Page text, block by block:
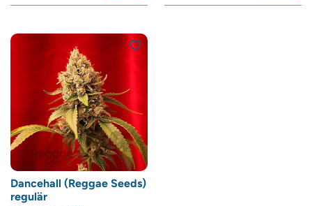
Dancehall (Reggae Seeds)
regulär